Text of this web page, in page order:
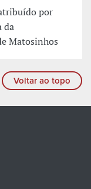
por
da
Matosinhos
Voltar ao topo